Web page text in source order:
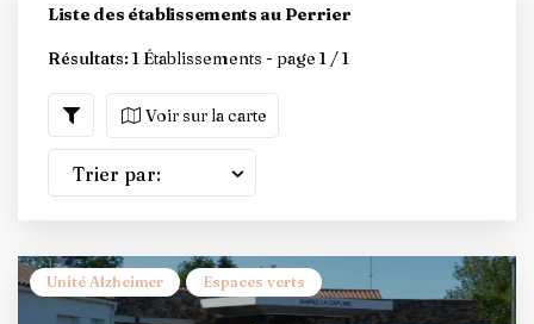
Liste des établissements au Perrier
Résultats: 1 Établissements - page 1 / 1
Voir sur la carte
Trier par:
Unité Alzheimer Espaces verts